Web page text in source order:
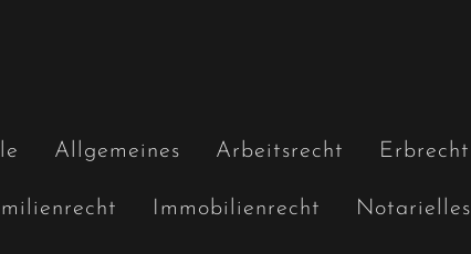
Allgemeines Arbeitsrecht Erbrecht
Immobilienrecht Notarielles